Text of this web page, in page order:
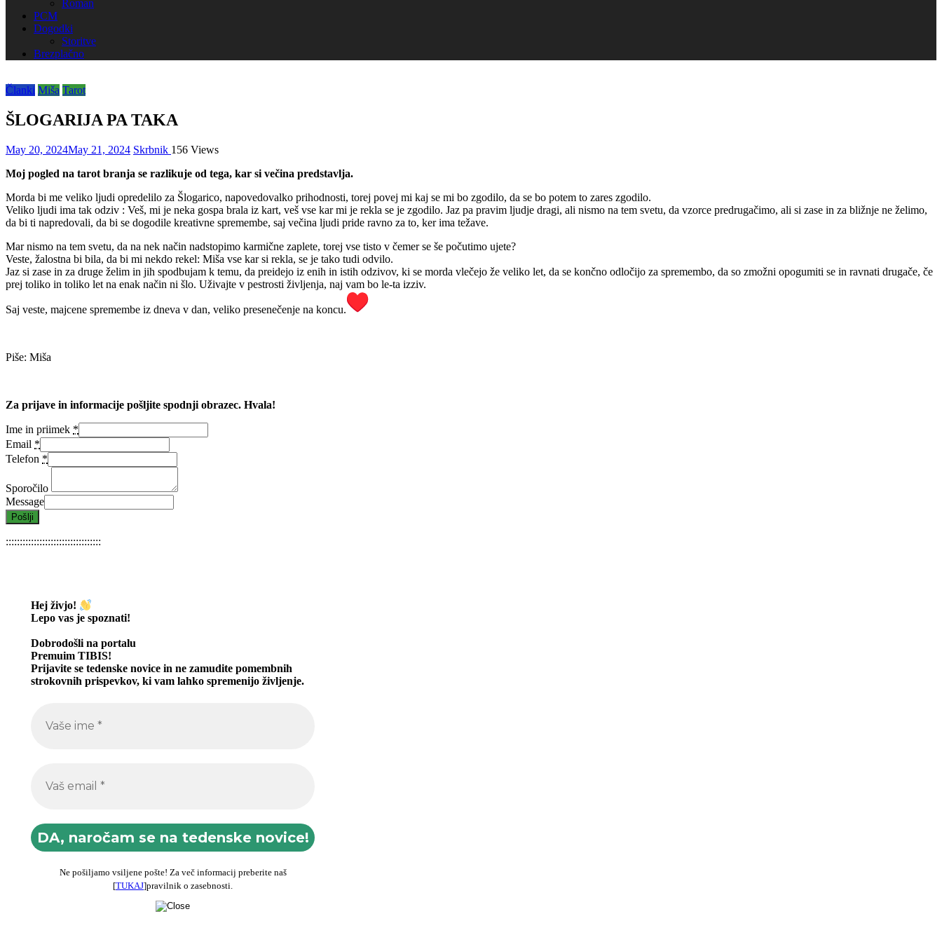
Roman
PCM
Dogodki
Storitve
Brezplačno
Članki Miša Tarot
ŠLOGARIJA PA TAKA
May 20, 2024May 21, 2024 Skrbnik 156 Views
Moj pogled na tarot branja se razlikuje od tega, kar si večina predstavlja.
Morda bi me veliko ljudi opredelilo za Šlogarico, napovedovalko prihodnosti, torej povej mi kaj se mi bo zgodilo, da se bo potem to zares zgodilo.
Veliko ljudi ima tak odziv : Veš, mi je neka gospa brala iz kart, veš vse kar mi je rekla se je zgodilo. Jaz pa pravim ljudje dragi, ali nismo na tem svetu, da vzorce predrugačimo, ali si zase in za bližnje ne želimo,
da bi ti napredovali, da bi se dogodile kreativne spremembe, saj večina ljudi pride ravno za to, ker ima težave.
Mar nismo na tem svetu, da na nek način nadstopimo karmične zaplete, torej vse tisto v čemer se še počutimo ujete?
Veste, žalostna bi bila, da bi mi nekdo rekel: Miša vse kar si rekla, se je tako tudi odvilo.
Jaz si zase in za druge želim in jih spodbujam k temu, da preidejo iz enih in istih odzivov, ki se morda vlečejo že veliko let, da se končno odločijo za spremembo, da so zmožni opogumiti se in ravnati drugače, če
prej toliko in toliko let na enak način ni šlo. Uživajte v pestrosti življenja, naj vam bo le-ta izziv.
Saj veste, majcene spremembe iz dneva v dan, veliko presenečenje na koncu.
Piše: Miša
Za prijave in informacije pošljite spodnji obrazec. Hvala!
Ime in priimek *
Email *
Telefon *
Sporočilo
Message
Pošlji
::::::::::::::::::::::::::::::::::
Hej živjo!
Lepo vas je spoznati!
Dobrodošli na portalu
Premuim TIBIS!
Prijavite se tedenske novice in ne zamudite pomembnih
strokovnih prispevkov, ki vam lahko spremenijo življenje.
Ne pošiljamo vsiljene pošte! Za več informacij preberite naš
[TUKAJ]pravilnik o zasebnosti.